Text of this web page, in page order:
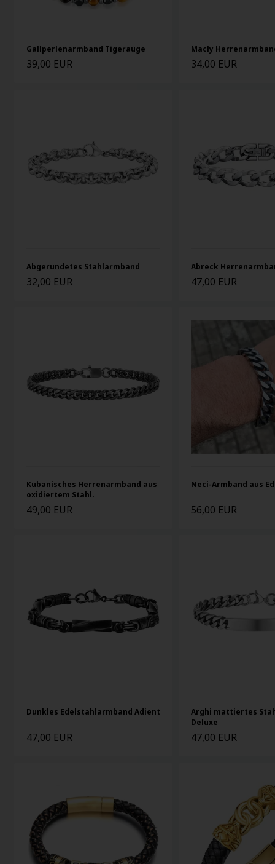
Gallperlenarmband Tigerauge
39,00 EUR
Macly
34,00 EUR
Abgerundetes Stahlarmband
32,00 EUR
Abreck
47,00 EUR
Kubanisches Herrenarmband aus
oxidiertem Stahl.
49,00 EUR
Neci-Armband aus
56,00 EUR
Dunkles Edelstahlarmband Adient
47,00 EUR
Arghi mattiertes
Deluxe
47,00 EUR